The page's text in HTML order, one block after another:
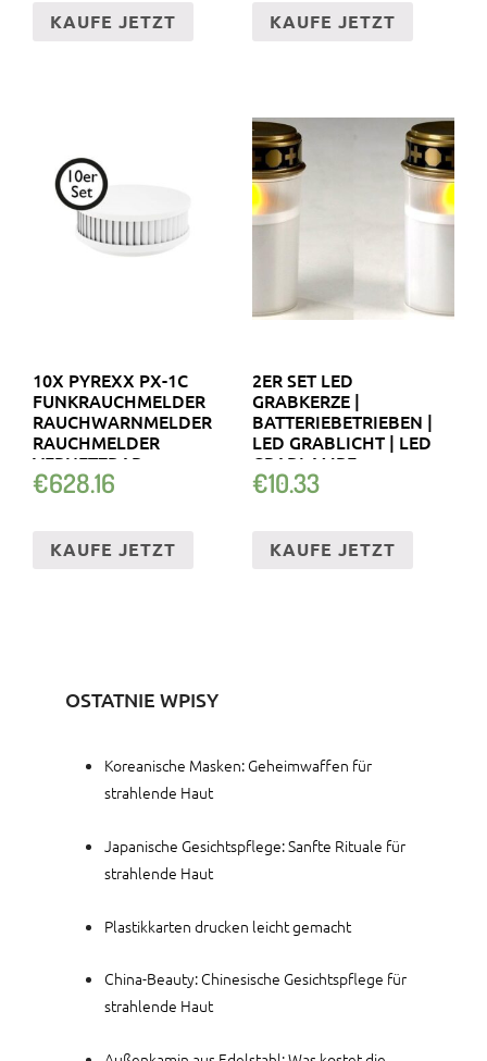
KAUFE JETZT KAUFE JETZT
10X PYREXX PX-1C
FUNKRAUCHMELDER
RAUCHWARNMELDER
RAUCHMELDER
VERNETZBAR
€628.16
KAUFE JETZT
2ER SET LED
GRABKERZE |
BATTERIEBETRIEBEN |
LED GRABLICHT | LED
GRABLAMPE
€10.33
KAUFE JETZT
OSTATNIE WPISY
Koreanische Masken: Geheimwaffen für
strahlende Haut
Japanische Gesichtspflege: Sanfte Rituale für
strahlende Haut
Plastikkarten drucken leicht gemacht
China-Beauty: Chinesische Gesichtspflege für
strahlende Haut